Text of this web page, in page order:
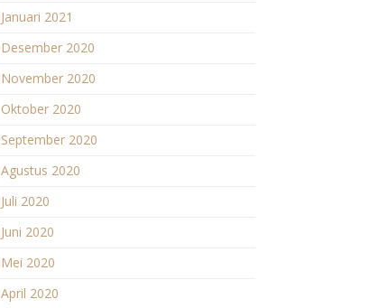
Januari 2021
Desember 2020
November 2020
Oktober 2020
September 2020
Agustus 2020
Juli 2020
Juni 2020
Mei 2020
April 2020